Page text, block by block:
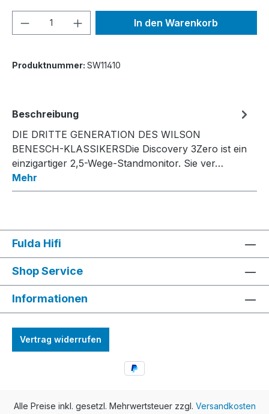
Produkt Anzahl: Gib denIn den Warenkorb
Produktnummer: SW11410
Beschreibung
DIE DRITTE GENERATION DES WILSON
BENESCH-KLASSIKERSDie Discovery 3Zero ist ein
einzigartiger 2,5-Wege-Standmonitor. Sie ver…
Mehr
Fulda Hifi
Shop Service
Informationen
Vertrag widerrufen
Alle Preise inkl. gesetzl. Mehrwertsteuer zzgl. Versandkosten